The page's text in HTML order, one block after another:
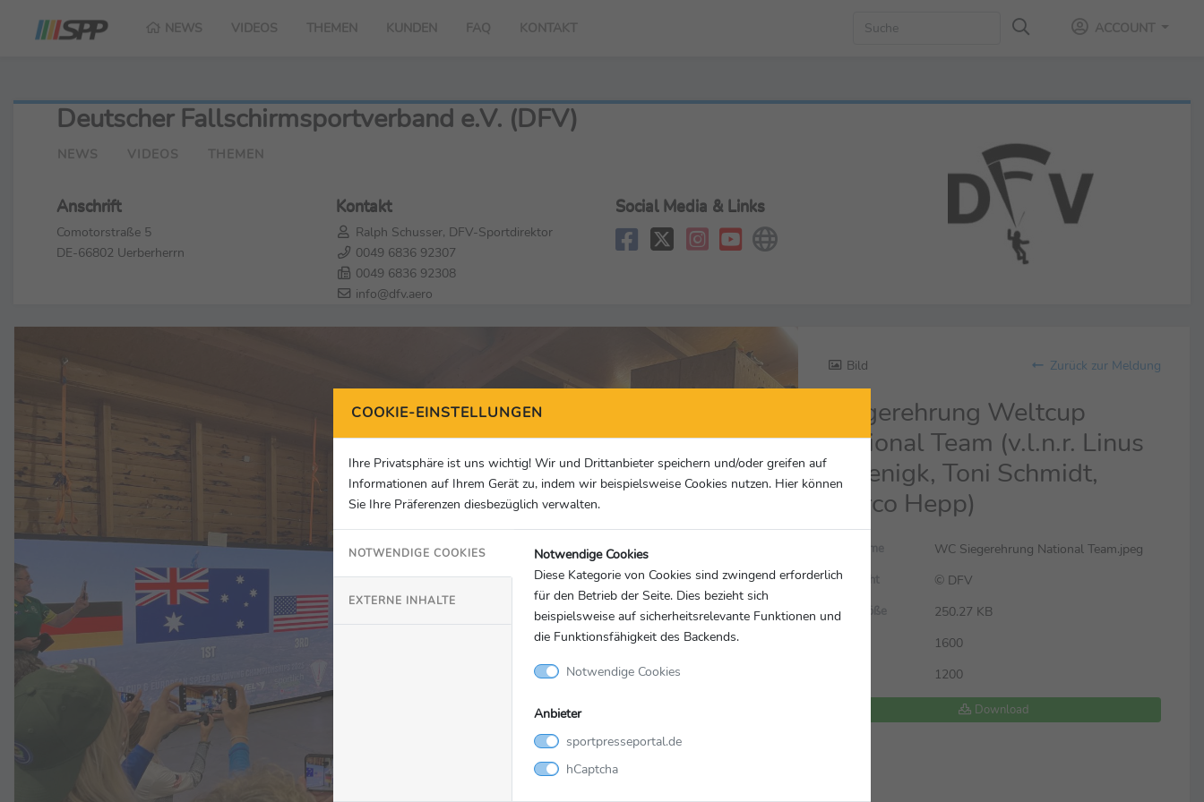
NEWS VIDEOS THEMEN KUNDEN FAQ KONTAKT ACCOUNT
Deutscher Fallschirmsportverband e.V. (DFV)
NEWS VIDEOS THEMEN
Anschrift
Comotorstraße 5
DE-66802 Uerberherrn
Kontakt
Ralph Schusser, DFV-Sportdirektor
0049 6836 92307
0049 6836 92308
info@dfv.aero
Social Media & Links
Bild Zurück zur Meldung
Siegerehrung Weltcup
National Team (v.l.n.r. Linus
Eckenigk, Toni Schmidt,
Marco Hepp)
Dateiname WC Siegerehrung National Team.jpeg
Copyright © DFV
Dateigröße 250.27 KB
1600
1200
Download
COOKIE-EINSTELLUNGEN
Ihre Privatsphäre ist uns wichtig! Wir und Drittanbieter speichern und/oder greifen auf
Informationen auf Ihrem Gerät zu, indem wir beispielsweise Cookies nutzen. Hier können
Sie Ihre Präferenzen diesbezüglich verwalten.
NOTWENDIGE COOKIES
EXTERNE INHALTE
Notwendige Cookies
Diese Kategorie von Cookies sind zwingend erforderlich
für den Betrieb der Seite. Dies bezieht sich
beispielsweise auf sicherheitsrelevante Funktionen und
die Funktionsfähigkeit des Backends.
Notwendige Cookies
Anbieter
sportpresseportal.de
hCaptcha